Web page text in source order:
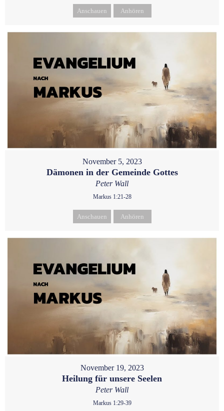
Anschauen Anhören
November 5, 2023
Dämonen in der Gemeinde Gottes
Peter Wall
Markus 1:21-28
Anschauen Anhören
November 19, 2023
Heilung für unsere Seelen
Peter Wall
Markus 1:29-39